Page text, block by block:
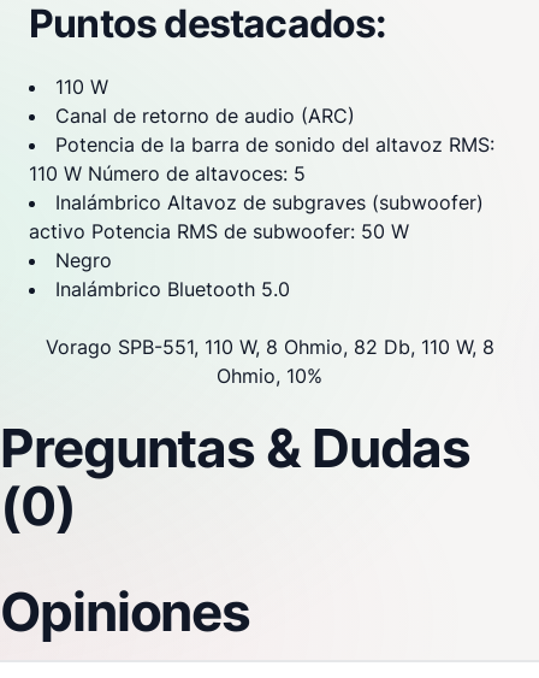
Puntos destacados:
110 W
Canal de retorno de audio (ARC)
Potencia de la barra de sonido del altavoz RMS:
110 W Número de altavoces: 5
Inalámbrico Altavoz de subgraves (subwoofer)
activo Potencia RMS de subwoofer: 50 W
Negro
Inalámbrico Bluetooth 5.0
Vorago SPB-551, 110 W, 8 Ohmio, 82 Db, 110 W, 8
Ohmio, 10%
Preguntas & Dudas
(0)
Opiniones